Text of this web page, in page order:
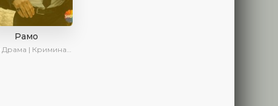
Рамо
Драма | Криминал | SesDizi | Ирина Котова